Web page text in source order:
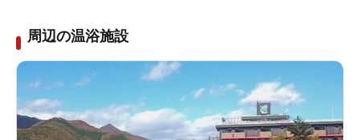
周辺の温浴施設